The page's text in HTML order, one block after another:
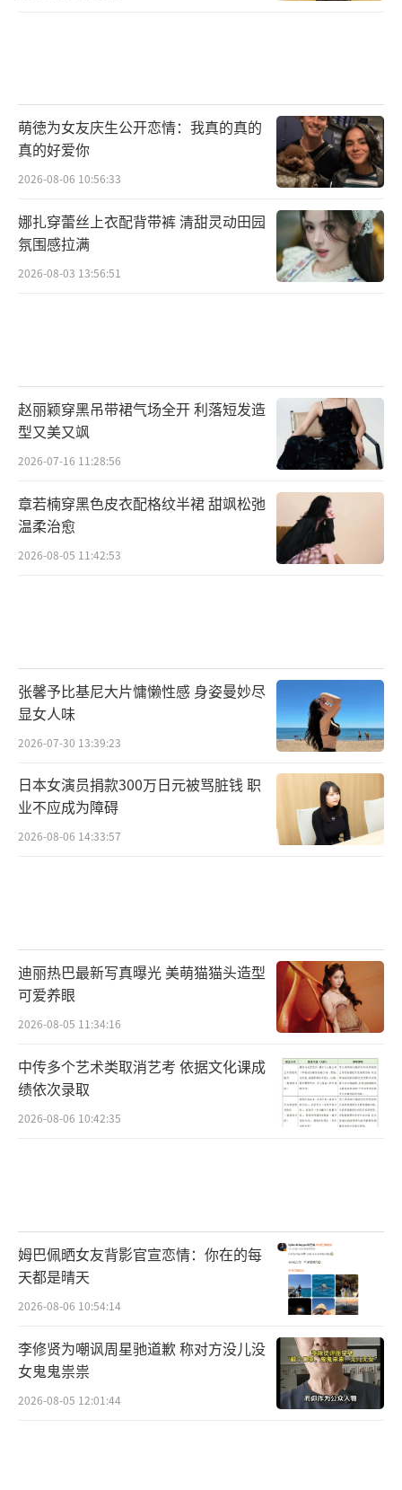
萌徳为女友庆生公开恋情：我真的真的
真的好爱你
2026-08-06 10:56:33
娜扎穿蕾丝上衣配背带裤 清甜灵动田园
氛围感拉满
2026-08-03 13:56:51
赵丽颖穿黑吊带裙气场全开 利落短发造
型又美又飒
2026-07-16 11:28:56
章若楠穿黑色皮衣配格纹半裙 甜飒松弛
温柔治愈
2026-08-05 11:42:53
张馨予比基尼大片慵懒性感 身姿曼妙尽
显女人味
2026-07-30 13:39:23
日本女演员捐款300万日元被骂脏钱 职
业不应成为障碍
2026-08-06 14:33:57
迪丽热巴最新写真曝光 美萌猫猫头造型
可爱养眼
2026-08-05 11:34:16
中传多个艺术类取消艺考 依据文化课成
绩依次录取
2026-08-06 10:42:35
姆巴佩晒女友背影官宣恋情：你在的每
天都是晴天
2026-08-06 10:54:14
李修贤为嘲讽周星驰道歉 称对方没儿没
女鬼鬼祟祟
2026-08-05 12:01:44